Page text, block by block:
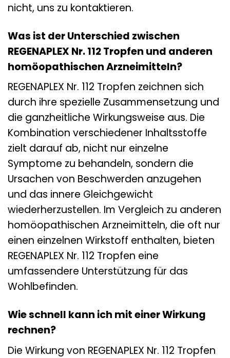
nicht, uns zu kontaktieren.
Was ist der Unterschied zwischen
REGENAPLEX Nr. 112 Tropfen und anderen
homöopathischen Arzneimitteln?
REGENAPLEX Nr. 112 Tropfen zeichnen sich
durch ihre spezielle Zusammensetzung und
die ganzheitliche Wirkungsweise aus. Die
Kombination verschiedener Inhaltsstoffe
zielt darauf ab, nicht nur einzelne
Symptome zu behandeln, sondern die
Ursachen von Beschwerden anzugehen
und das innere Gleichgewicht
wiederherzustellen. Im Vergleich zu anderen
homöopathischen Arzneimitteln, die oft nur
einen einzelnen Wirkstoff enthalten, bieten
REGENAPLEX Nr. 112 Tropfen eine
umfassendere Unterstützung für das
Wohlbefinden.
Wie schnell kann ich mit einer Wirkung
rechnen?
Die Wirkung von REGENAPLEX Nr. 112 Tropfen